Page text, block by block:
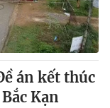
án kết thúc
Kạn